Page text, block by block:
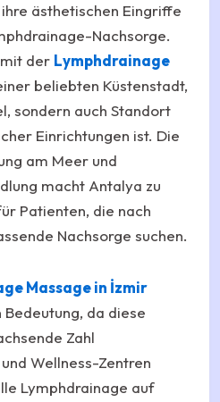
ästhetischen Eingriffe
Nachsorge.
der Lymphdrainage
beliebten Küstenstadt,
sondern auch Standort
Einrichtungen ist. Die
am Meer und
macht Antalya zu
Patienten, die nach
Nachsorge suchen.
Massage in İzmir
da diese
Zahl
Wellness-Zentren
Lymphdrainage auf